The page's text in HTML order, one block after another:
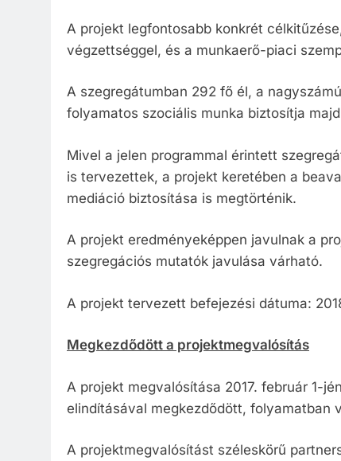
A projekt legfontosabb konkrét
végzettséggel, és a munkaerő-piaci
A szegregátumban 292 fő él, a
folyamatos szociális munka biztosítja
Mivel a jelen programmal érintett
is tervezettek, a projekt keretében a
mediáció biztosítása is megtörténik.
A projekt eredményeképpen javulnak a
szegregációs mutatók javulása várható.
A projekt tervezett befejezési dátuma:
Megkezdődött a projektmegvalósítás
A projekt megvalósítása 2017. február 1-
elindításával megkezdődött, folyamatban
A projektmegvalósítást széleskörű